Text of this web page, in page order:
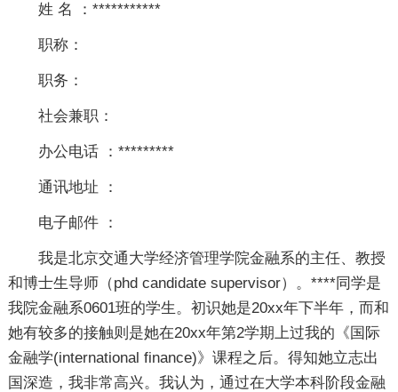
姓 名 ：***********
职称：
职务：
社会兼职：
办公电话 ：*********
通讯地址 ：
电子邮件 ：
我是北京交通大学经济管理学院金融系的主任、教授
和博士生导师（phd candidate supervisor）。****同学是
我院金融系0601班的学生。初识她是20xx年下半年，而和
她有较多的接触则是她在20xx年第2学期上过我的《国际
金融学(international finance)》课程之后。得知她立志出
国深造，我非常高兴。我认为，通过在大学本科阶段金融